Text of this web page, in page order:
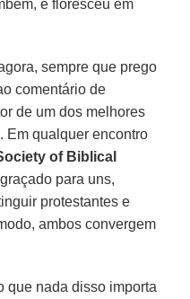
e floresceu em
sempre que prego
comentário de
de um dos melhores
Em qualquer encontro
of Biblical
para uns,
protestantes e
ambos convergem
que nada disso importa